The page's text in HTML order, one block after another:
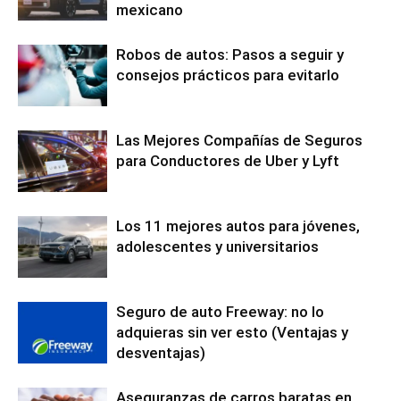
mexicano
Robos de autos: Pasos a seguir y
consejos prácticos para evitarlo
Las Mejores Compañías de Seguros
para Conductores de Uber y Lyft
Los 11 mejores autos para jóvenes,
adolescentes y universitarios
Seguro de auto Freeway: no lo
adquieras sin ver esto (Ventajas y
desventajas)
Aseguranzas de carros baratas en